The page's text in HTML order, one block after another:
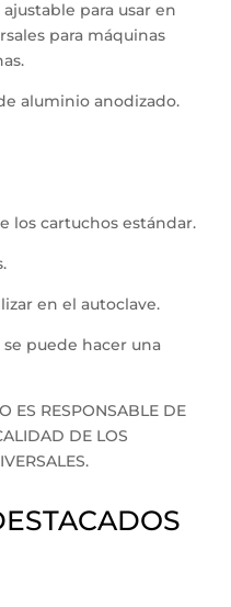
para usar en
para máquinas
aluminio anodizado.
los cartuchos estándar.
en el autoclave.
puede hacer una
ES RESPONSABLE DE
DE LOS